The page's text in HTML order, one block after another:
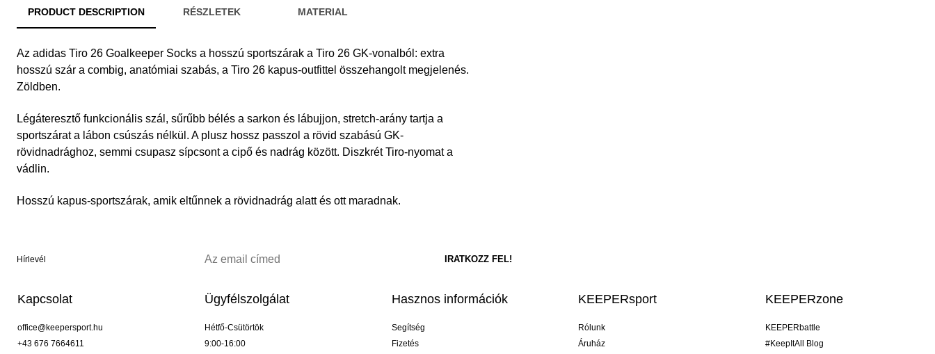
PRODUCT DESCRIPTION RÉSZLETEK MATERIAL
Az adidas Tiro 26 Goalkeeper Socks a hosszú sportszárak a Tiro 26 GK-vonalból: extra
hosszú szár a combig, anatómiai szabás, a Tiro 26 kapus-outfittel összehangolt megjelenés.
Zöldben.
Légáteresztő funkcionális szál, sűrűbb bélés a sarkon és lábujjon, stretch-arány tartja a
sportszárat a lábon csúszás nélkül. A plusz hossz passzol a rövid szabású GK-
rövidnadrághoz, semmi csupasz sípcsont a cipő és nadrág között. Diszkrét Tiro-nyomat a
vádlin.
Hosszú kapus-sportszárak, amik eltűnnek a rövidnadrág alatt és ott maradnak.
Hírlevél
Kapcsolat
office@keepersport.hu
+43 676 7664611
Ügyfélszolgálat
Hétfő-Csütörtök
9:00-16:00
Hasznos információk
Segítség
Fizetés
KEEPERsport
Rólunk
Áruház
KEEPERzone
KEEPERbattle
#KeepItAll Blog